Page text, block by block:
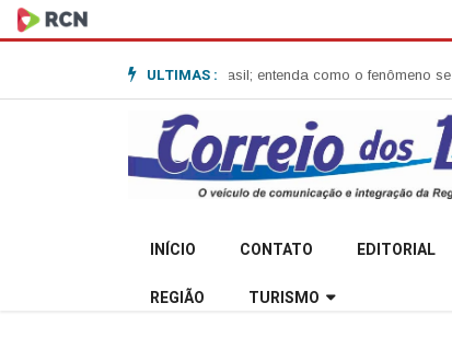
ULTIMAS :
bomba no Sul do Brasil; entenda como o fenômeno se forma e
INÍCIO CONTATO EDITORIAL
REGIÃO TURISMO